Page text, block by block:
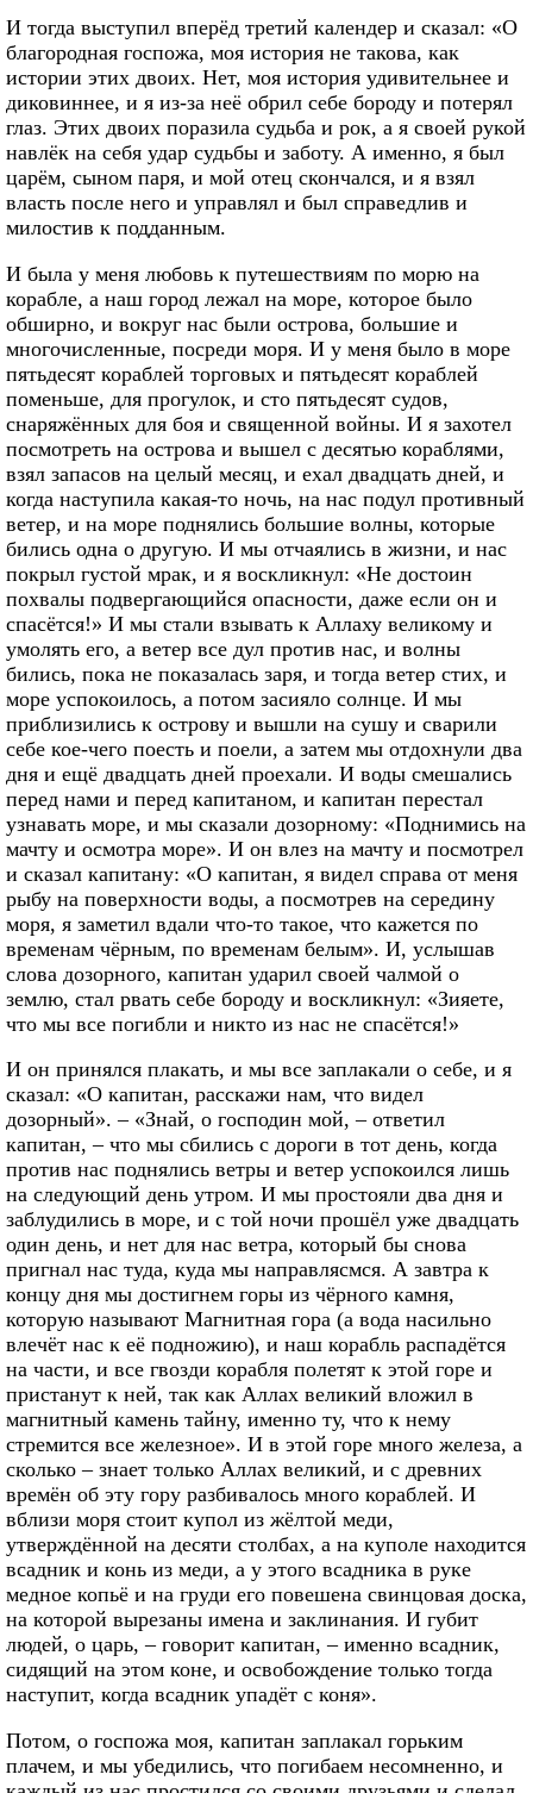
И тогда выступил вперёд третий календер и сказал: «О
благородная госпожа, моя история не такова, как
истории этих двоих. Нет, моя история удивительнее и
диковиннее, и я из-за неё обрил себе бороду и потерял
глаз. Этих двоих поразила судьба и рок, а я своей рукой
навлёк на себя удар судьбы и заботу. А именно, я был
царём, сыном паря, и мой отец скончался, и я взял
власть после него и управлял и был справедлив и
милостив к подданным.
И была у меня любовь к путешествиям по морю на
корабле, а наш город лежал на море, которое было
обширно, и вокруг нас были острова, большие и
многочисленные, посреди моря. И у меня было в море
пятьдесят кораблей торговых и пятьдесят кораблей
поменьше, для прогулок, и сто пятьдесят судов,
снаряжённых для боя и священной войны. И я захотел
посмотреть на острова и вышел с десятью кораблями,
взял запасов на целый месяц, и ехал двадцать дней, и
когда наступила какая-то ночь, на нас подул противный
ветер, и на море поднялись большие волны, которые
бились одна о другую. И мы отчаялись в жизни, и нас
покрыл густой мрак, и я воскликнул: «Не достоин
похвалы подвергающийся опасности, даже если он и
спасётся!» И мы стали взывать к Аллаху великому и
умолять его, а ветер все дул против нас, и волны
бились, пока не показалась заря, и тогда ветер стих, и
море успокоилось, а потом засияло солнце. И мы
приблизились к острову и вышли на сушу и сварили
себе кое-чего поесть и поели, а затем мы отдохнули два
дня и ещё двадцать дней проехали. И воды смешались
перед нами и перед капитаном, и капитан перестал
узнавать море, и мы сказали дозорному: «Поднимись на
мачту и осмотра море». И он влез на мачту и посмотрел
и сказал капитану: «О капитан, я видел справа от меня
рыбу на поверхности воды, а посмотрев на середину
моря, я заметил вдали что-то такое, что кажется по
временам чёрным, по временам белым». И, услышав
слова дозорного, капитан ударил своей чалмой о
землю, стал рвать себе бороду и воскликнул: «Зияете,
что мы все погибли и никто из нас не спасётся!»
И он принялся плакать, и мы все заплакали о себе, и я
сказал: «О капитан, расскажи нам, что видел
дозорный». – «Знай, о господин мой, – ответил
капитан, – что мы сбились с дороги в тот день, когда
против нас поднялись ветры и ветер успокоился лишь
на следующий день утром. И мы простояли два дня и
заблудились в море, и с той ночи прошёл уже двадцать
один день, и нет для нас ветра, который бы снова
пригнал нас туда, куда мы направлясмся. А завтра к
концу дня мы достигнем горы из чёрного камня,
которую называют Магнитная гора (а вода насильно
влечёт нас к её подножию), и наш корабль распадётся
на части, и все гвозди корабля полетят к этой горе и
пристанут к ней, так как Аллах великий вложил в
магнитный камень тайну, именно ту, что к нему
стремится все железное». И в этой горе много железа, а
сколько – знает только Аллах великий, и с древних
времён об эту гору разбивалось много кораблей. И
вблизи моря стоит купол из жёлтой меди,
утверждённой на десяти столбах, а на куполе находится
всадник и конь из меди, а у этого всадника в руке
медное копьё и на груди его повешена свинцовая доска,
на которой вырезаны имена и заклинания. И губит
людей, о царь, – говорит капитан, – именно всадник,
сидящий на этом коне, и освобождение только тогда
наступит, когда всадник упадёт с коня».
Потом, о госпожа моя, капитан заплакал горьким
плачем, и мы убедились, что погибаем несомненно, и